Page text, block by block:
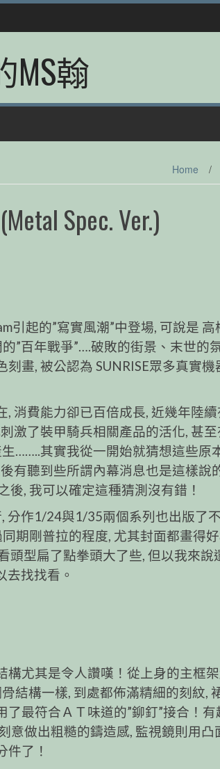
翰
Home /
Spec. Ver.)
引起的”寫實風潮”中登場, 可說是
”百年戰爭”….破敗的街景、末世的
畫, 被公認為 SUNRISE眾多真實
消費能力卻已百倍成長, 近幾年陸
激了裝甲騎兵相關產品的活化, 甚
……..其實我從一開始就猜想這些原
有聽到些所謂內幕消息也是這樣說
後, 我可以確定這種猜測沒有錯！
分作1/24與1/35兩個系列也出版了
期剛普拉的程度, 尤其封面都畫得
頭型扁了點拳頭大了些, 但以我來說
去找找看。
尤其是令人讚嘆！從上身的主框
結構一樣, 到處都佈滿精細的刻紋,
最符合ＡＴ味道的”鉚釘”接合！
意做出粗糙的鑄造感, 監視鏡則用
件了！